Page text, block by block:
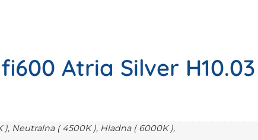
Atria Silver H10.03
), Neutralna ( 4500K ), Hladna ( 6000K ),